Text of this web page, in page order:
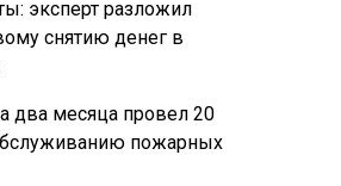
эксперт разложил
снятию денег в
два месяца провел 20
пожарных